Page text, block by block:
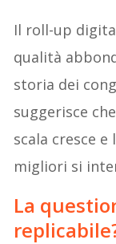
Il roll-up
qualità
storia dei
suggerisce
scala cresce
migliori si
La